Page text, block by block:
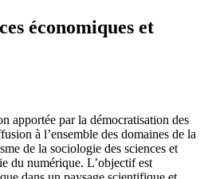
économiques et
apportée par la démocratisation des
à l’ensemble des domaines de la
de la sociologie des sciences et
du numérique. L’objectif est